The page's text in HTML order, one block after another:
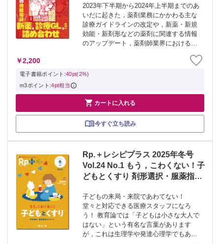
2023年下半期から2024年上半期までのあ
いだに起きた，薬剤業務にかかわる主な
診療ガイドラインの改定や，新薬・新規
効能・新剤形などの薬剤に関連する情報
のアップデート，薬剤師業界における最
ました． 今回は，高齢化による社会のさ
まざまな変化が想定される2025年を迎...
￥2,200
電子書籍ポイント:40pt(2%)
m3ポイント:4pt相当
 カートに入れる
今すぐ立ち読み
Rp.＋レシピプラス 2025年冬号
Vol.24 No.1 もう，こわくない！子
どもとくすり 剤形選択・服薬指導
子どもの来局・来院であわてない！
堂々と対応できる医療スタッフになろ
う！ 教育論では「子どもは小さな大人で
はない」という有名な言葉があります
が，これは生理学や発達心理学でもあて